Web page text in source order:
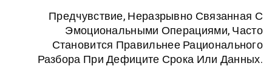
Предчувствие, Неразрывно
Эмоциональными
Становится Правильнее
Разбора При Дефиците Срока